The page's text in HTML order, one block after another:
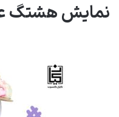
نمایش هشتگ